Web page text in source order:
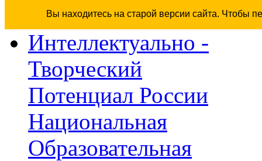
Вы находитесь на старой версии сайта. Чтобы
Интеллектуально -
Творческий
Потенциал России
Национальная
Образовательная